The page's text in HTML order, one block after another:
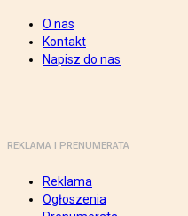
O nas
Kontakt
Napisz do nas
REKLAMA I PRENUMERATA
Reklama
Ogłoszenia